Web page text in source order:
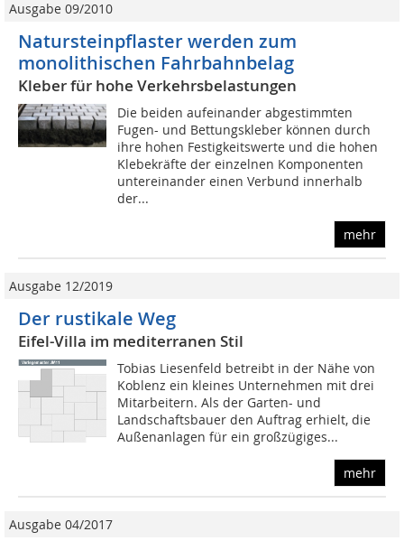
Ausgabe 09/2010
Natursteinpflaster werden zum
monolithischen Fahrbahnbelag
Kleber für hohe Verkehrsbelastungen
Die beiden aufeinander abgestimmten
Fugen- und Bettungskleber können durch
ihre hohen Festigkeitswerte und die hohen
Klebekräfte der einzelnen Komponenten
untereinander einen Verbund innerhalb
der...
mehr
Ausgabe 12/2019
Der rustikale Weg
Eifel-Villa im mediterranen Stil
Tobias Liesenfeld betreibt in der Nähe von
Koblenz ein kleines Unternehmen mit drei
Mitarbeitern. Als der Garten- und
Landschaftsbauer den Auftrag erhielt, die
Außenanlagen für ein großzügiges...
mehr
Ausgabe 04/2017